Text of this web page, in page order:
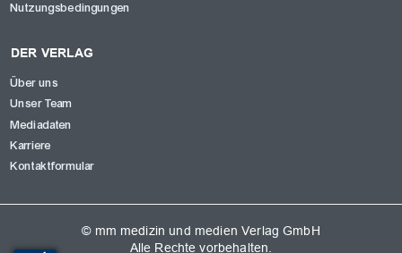
Nutzungsbedingungen
DER VERLAG
Über uns
Unser Team
Mediadaten
Karriere
Kontaktformular
© mm medizin und medien Verlag GmbH
Alle Rechte vorbehalten.